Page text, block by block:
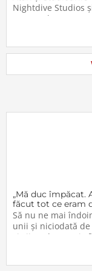
pe platformele
Nightdive Studios
Montreal au
Thief: The Dark
PlayStation 5,
Xbox Series X|S,
Switch 2, Nintendo
„Mă duc împăcat.
făcut tot ce eram
Să nu ne mai
unii şi niciodată
şi viitorul acestei